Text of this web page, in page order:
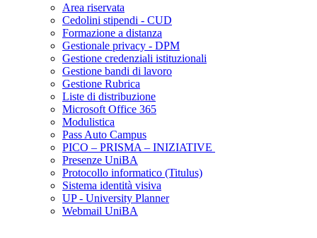
Area riservata
Cedolini stipendi - CUD
Formazione a distanza
Gestionale privacy - DPM
Gestione credenziali istituzionali
Gestione bandi di lavoro
Gestione Rubrica
Liste di distribuzione
Microsoft Office 365
Modulistica
Pass Auto Campus
PICO – PRISMA – INIZIATIVE
Presenze UniBA
Protocollo informatico (Titulus)
Sistema identità visiva
UP - University Planner
Webmail UniBA